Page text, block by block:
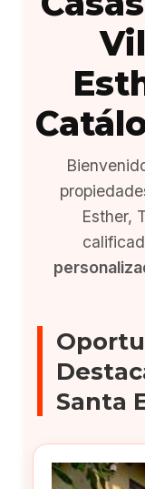
Esther,
Santa